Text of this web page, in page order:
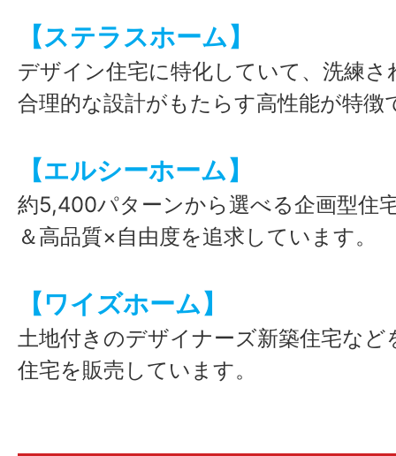
アレスホーム新居浜・西条店
【ステラスホーム】
デザイン住宅に特化していて、洗練
合理的な設計がもたらす高性能が特徴
【エルシーホーム】
約5,400パターンから選べる企画型住
＆高品質×自由度を追求しています。
【ワイズホーム】
土地付きのデザイナーズ新築住宅など
住宅を販売しています。